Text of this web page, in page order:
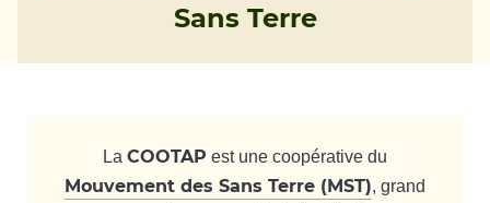
Sans Terre
La COOTAP est une coopérative du
Mouvement des Sans Terre (MST), grand